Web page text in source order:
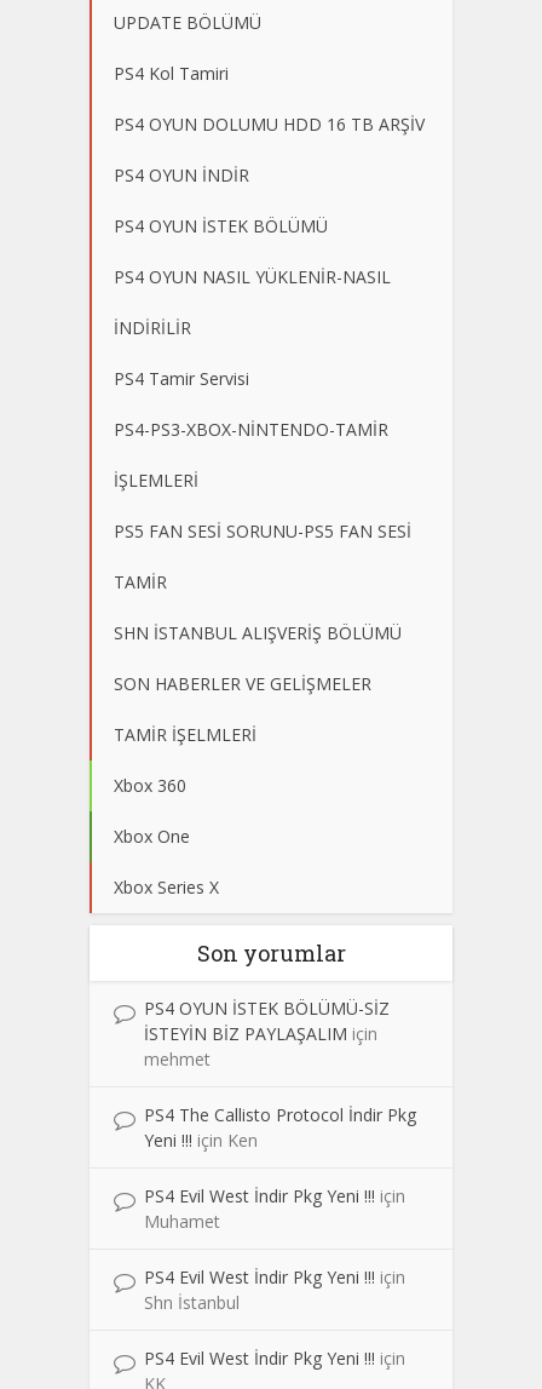
UPDATE BÖLÜMÜ
PS4 Kol Tamiri
PS4 OYUN DOLUMU HDD 16 TB ARŞİV
PS4 OYUN İNDİR
PS4 OYUN İSTEK BÖLÜMÜ
PS4 OYUN NASIL YÜKLENİR-NASIL
İNDİRİLİR
PS4 Tamir Servisi
PS4-PS3-XBOX-NİNTENDO-TAMİR
İŞLEMLERİ
PS5 FAN SESİ SORUNU-PS5 FAN SESİ
TAMİR
SHN İSTANBUL ALIŞVERİŞ BÖLÜMÜ
SON HABERLER VE GELİŞMELER
TAMİR İŞELMLERİ
Xbox 360
Xbox One
Xbox Series X
Son yorumlar
PS4 OYUN İSTEK BÖLÜMÜ-SİZ
İSTEYİN BİZ PAYLAŞALIM için
mehmet
PS4 The Callisto Protocol İndir Pkg
Yeni !!! için Ken
PS4 Evil West İndir Pkg Yeni !!! için
Muhamet
PS4 Evil West İndir Pkg Yeni !!! için
Shn İstanbul
PS4 Evil West İndir Pkg Yeni !!! için
KK